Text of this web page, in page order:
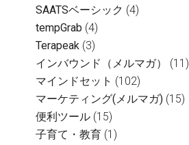
SAATSベーシック (4)
tempGrab (4)
Terapeak (3)
インバウンド（メルマガ）
(11)
マインドセット (102)
マーケティング(メルマガ) (15)
便利ツール (15)
子育て・教育 (1)